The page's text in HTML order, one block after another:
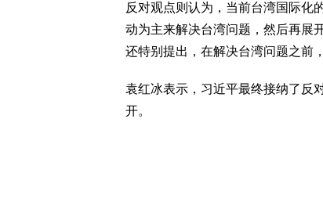
反对观点则认为，当前台湾国际化
动为主来解决台湾问题，然后再展
还特别提出，在解决台湾问题之前
袁红冰表示，习近平最终接纳了反
开。